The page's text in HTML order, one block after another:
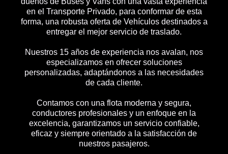
en el Transporte Privado, para conformar de esta
forma, una robusta oferta de Vehículos destinados a
entregar el mejor servicio de traslado.
Nuestros 15 años de experiencia nos avalan, nos
especializamos en ofrecer soluciones
personalizadas, adaptándonos a las necesidades
de cada cliente.
Contamos con una flota moderna y segura,
conductores profesionales y un enfoque en la
excelencia, garantizamos un servicio confiable,
eficaz y siempre orientado a la satisfacción de
nuestros pasajeros.